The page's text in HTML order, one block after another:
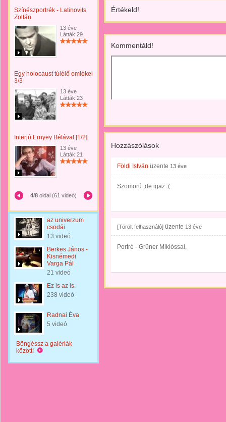
Színészportrék - Latinovits
Zoltán
13 éve
Látták:29
Egy holocaust túlélő emlékei
3/3
13 éve
Látták:23
Interjú Ernyey Bélával [1/2]
13 éve
Látták:21
4/8 oldal (61 videó)
az univerzum
csodái.
13 videó
Berkes János -
Kisnémedi
Varga Pál
21 videó
Ez is az is.
238 videó
Radnai Éva
5 videó
Böngéssz a galériák
között!
Értékeld!
Kommentáld!
Hozzászólások
Földi István üzente 13 éve
Szomorú ,de igaz :(
[Törölt felhasználó] üzente 13 éve
Portré - Grüner Miklóssal,